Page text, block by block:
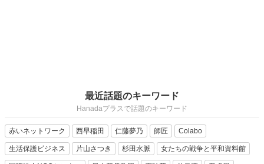
最近話題のキーワード
Hanadaプラスで話題のキーワード
赤いネットワーク 西早稲田 仁藤夢乃 師匠 Colabo
生活保護ビジネス 片山さつき 杉田水脈 女たちの戦争と平和資料館